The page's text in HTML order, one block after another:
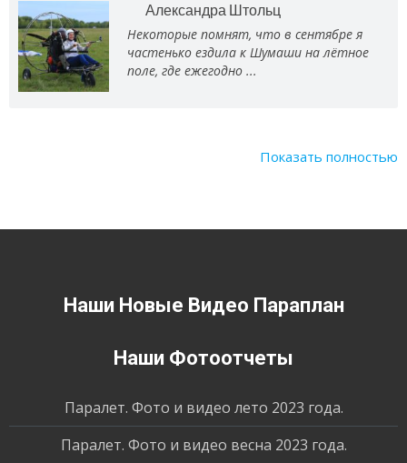
Александра Штольц
Некоторые помнят, что в сентябре я
частенько ездила к Шумаши на лётное
поле, где ежегодно ...
Показать полностью
Наши Новые Видео Параплан
Наши Фотоотчеты
Паралет. Фото и видео лето 2023 года.
Паралет. Фото и видео весна 2023 года.